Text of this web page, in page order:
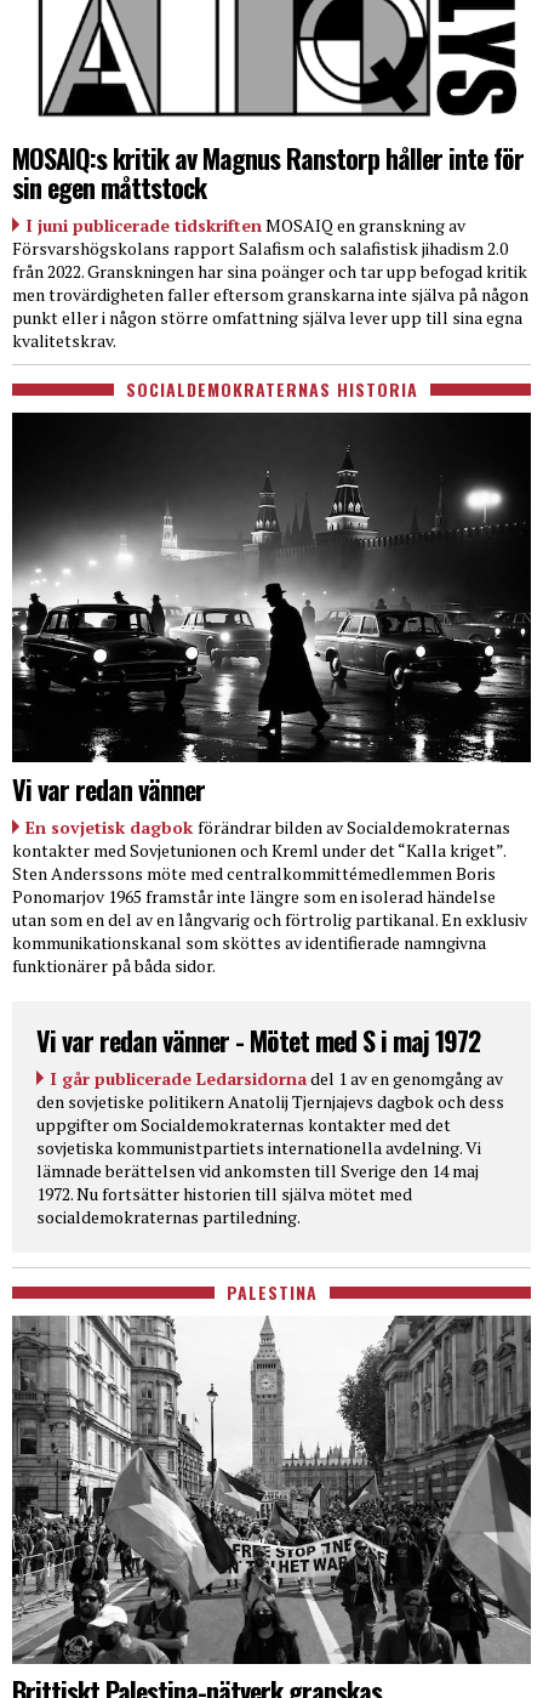
MOSAIQ:s kritik av Magnus Ranstorp håller inte för
sin egen måttstock
I juni publicerade tidskriftenMOSAIQ en granskning av
Försvarshögskolans rapport Salafism och salafistisk jihadism 2.0
från 2022. Granskningen har sina poänger och tar upp befogad kritik
men trovärdigheten faller eftersom granskarna inte själva på någon
punkt eller i någon större omfattning själva lever upp till sina egna
kvalitetskrav.
SOCIALDEMOKRATERNAS HISTORIA
Vi var redan vänner
En sovjetisk dagbok förändrar bilden av Socialdemokraternas
kontakter med Sovjetunionen och Kreml under det “Kalla kriget”.
Sten Anderssons möte med centralkommittémedlemmen Boris
Ponomarjov 1965 framstår inte längre som en isolerad händelse
utan som en del av en långvarig och förtrolig partikanal. En exklusiv
kommunikationskanal som sköttes av identifierade namngivna
funktionärer på båda sidor.
Vi var redan vänner - Mötet med S i maj 1972
I går publicerade Ledarsidornadel 1 av en genomgång av
den sovjetiske politikern Anatolij Tjernjajevs dagbok och dess
uppgifter om Socialdemokraternas kontakter med det
sovjetiska kommunistpartiets internationella avdelning. Vi
lämnade berättelsen vid ankomsten till Sverige den 14 maj
1972. Nu fortsätter historien till själva mötet med
socialdemokraternas partiledning.
PALESTINA